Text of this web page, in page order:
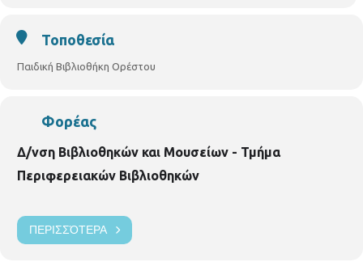
Τοποθεσία
Παιδική Βιβλιοθήκη Ορέστου
Φορέας
Δ/νση Βιβλιοθηκών και Μουσείων - Τμήμα
Περιφερειακών Βιβλιοθηκών
ΠΕΡΙΣΣΌΤΕΡΑ